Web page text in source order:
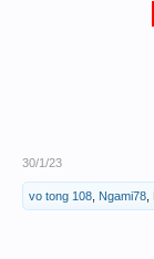
30/1/23
vo tong 108, Ngami78,